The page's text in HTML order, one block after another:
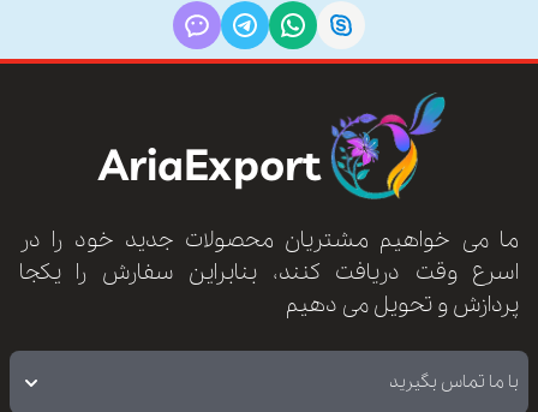
AriaExport
ما می خواهیم مشتریان محصولات جدید خود را در
اسرع وقت دریافت کنند، بنابراین سفارش را یکجا
پردازش و تحویل می دهیم
با ما تماس بگیرید